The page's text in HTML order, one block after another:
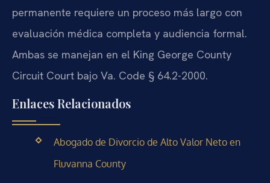
permanente requiere un proceso más largo con
evaluación médica completa y audiencia formal.
Ambas se manejan en el King George County
Circuit Court bajo Va. Code § 64.2-2000.
Enlaces Relacionados
Abogado de Divorcio de Alto Valor Neto en
Fluvanna County